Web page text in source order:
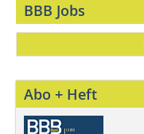
BBB Jobs
Abo + Heft